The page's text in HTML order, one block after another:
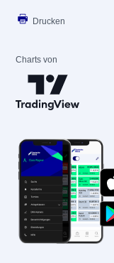
Drucken
Charts von